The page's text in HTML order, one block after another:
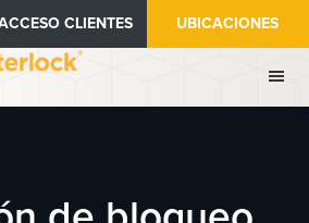
CLIENTES UBICACIONES